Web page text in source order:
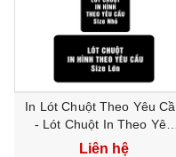
In Lót Chuột Theo Yêu
- Lót Chuột In Theo Yêu
Cầu
Liên hệ